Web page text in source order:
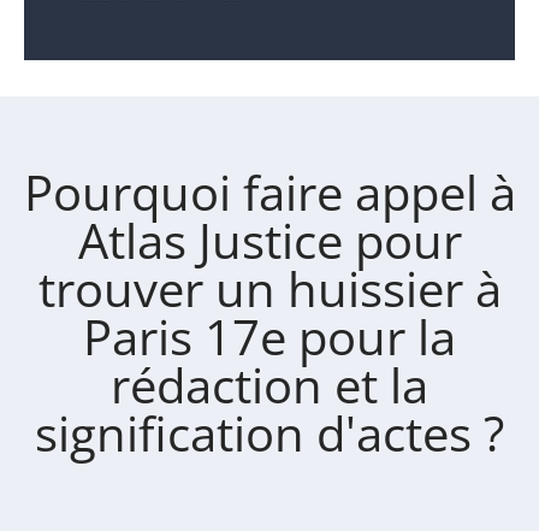
Pourquoi faire appel à
Atlas Justice pour
trouver un huissier à
Paris 17e pour la
rédaction et la
signification d'actes ?